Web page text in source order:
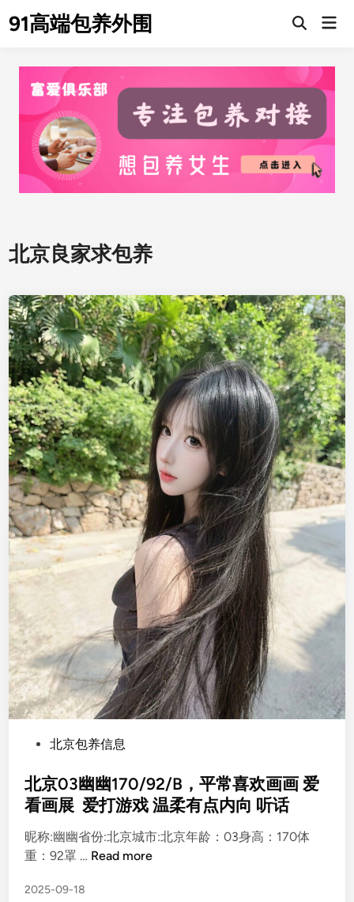
to91高端包养外围
北京良家求包养
s
t
d
i
北京包养信息
北京03幽幽170/92/B，平常喜欢画画 爱
看画展 爱打游戏 温柔有点内向 听话
昵称:幽幽省份:北京城市:北京年龄：03身高：170体
重：92罩 … 北
Read more
2025-09-18